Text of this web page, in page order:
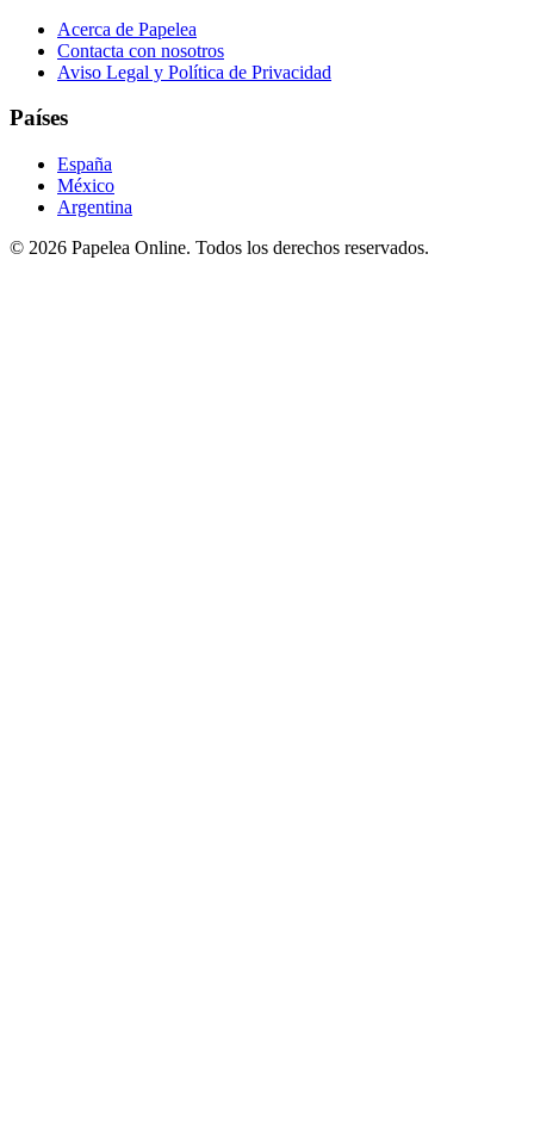
Acerca de Papelea
Contacta con nosotros
Aviso Legal y Política de Privacidad
Países
España
México
Argentina
© 2026 Papelea Online. Todos los derechos reservados.